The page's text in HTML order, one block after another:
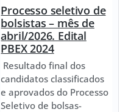
Processo seletivo de
bolsistas – mês de
abril/2026. Edital
PBEX 2024
Resultado final dos
candidatos classificados
e aprovados do Processo
Seletivo de bolsas-